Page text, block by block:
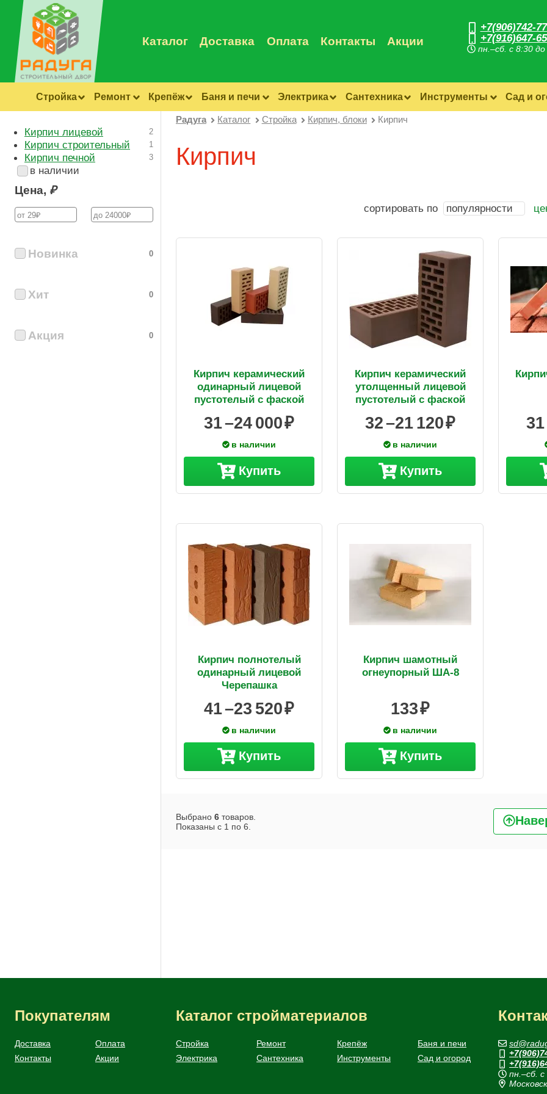
+7(906)742-
+7(916)647-
пн.–сб. с 8:30
Каталог Доставка Оплата Контакты Акции
Стройка Ремонт Крепёж Баня и печи Электрика Сантехника Инструменты Сад и
Радуга Каталог Стройка Кирпич, блоки Кирпич
Кирпич
сортировать по популярности
Кирпич керамический
одинарный лицевой
пустотелый с фаской
31 –24 000
в наличии
Купить
Кирпич керамический
утолщенный лицевой
пустотелый с фаской
32 –21 120
в наличии
Купить
31
Кирпич полнотелый
одинарный лицевой
Черепашка
41 –23 520
в наличии
Купить
Кирпич шамотный
огнеупорный ША-8
133
в наличии
Купить
Выбрано 6 товаров.
Показаны с 1 по 6
Кирпич лицевой 2
Кирпич строительный 1
Кирпич печной 3
в наличии
Цена, ₽
Новинка 0
Хит 0
Акция 0
Покупателям
Доставка
Оплата
Контакты
Акции
Каталог стройматериалов
Стройка Ремонт Крепёж
Баня и печи
Электрика
Сантехника Инструменты Сад и огород
пн.–сб.